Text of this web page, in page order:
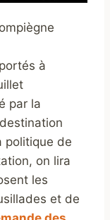
à
par la
politique de
on lira
les
et de